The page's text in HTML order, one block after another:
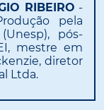
RIBEIRO -
pela
pós-
mestre em
diretor
Ltda.